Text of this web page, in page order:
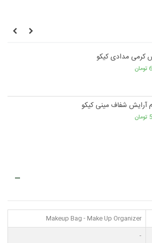
کرمی مدادی کیکو
آرایش شفاف مینی کیکو
Makeup Bag - Make Up Organizer
-